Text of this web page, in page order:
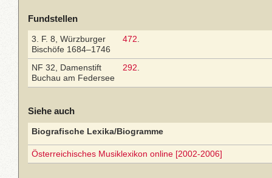
Fundstellen
3. F. 8, Würzburger
Bischöfe 1684–1746
472
NF 32, Damenstift
Buchau am Federsee
292
Siehe auch
Biografische Lexika/Biogramme
Österreichisches Musiklexikon online [2002-2006]